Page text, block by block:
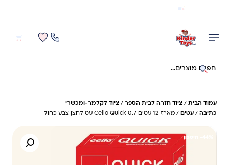
חיפוש באתר
עמוד הבית / ציוד חזרה לבית הספר / ציוד לקלמר-ומכשרי
כתיבה / עטים / מארז 12 עטים 0.7 Cello Quick עט לחצן|צבע כחול